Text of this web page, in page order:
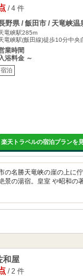
/ 4 件
野県 / 飯田市 / 天竜峡温
竜峡駅285m
竜峡駅(飯田線)徒歩10分中央
業時間
入浴料金 ～
宿泊
楽天トラベルの宿泊プランを
の名勝天竜峡の崖の上に
景の湯宿。皇室 や昭和の
和屋
/ 2 件